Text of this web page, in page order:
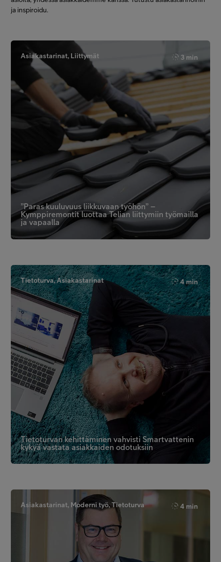
ja inspiroidu.
Asiakastarinat, Liittymät 3 min
”Paras kuuluvuus liikkuvaan työhön” –
Kymppiremontit luottaa Telian liittymiin työmailla
ja vapaalla
Tietoturva, Asiakastarinat 4 min
Tietoturvan kehittäminen vahvisti Smartvattenin
kykyä vastata asiakkaiden odotuksiin
Asiakastarinat, Moderni työ, Tietoturva 4 min